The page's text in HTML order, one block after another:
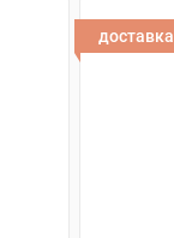
доставка